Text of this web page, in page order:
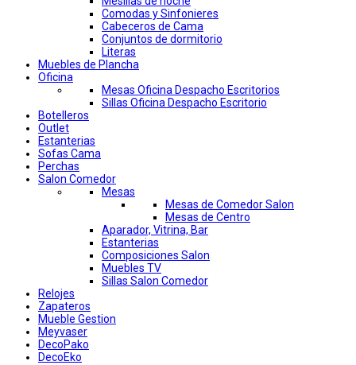
Comodas y Sinfonieres
Cabeceros de Cama
Conjuntos de dormitorio
Literas
Muebles de Plancha
Oficina
Mesas Oficina Despacho Escritorios
Sillas Oficina Despacho Escritorio
Botelleros
Outlet
Estanterias
Sofas Cama
Perchas
Salon Comedor
Mesas
Mesas de Comedor Salon
Mesas de Centro
Aparador, Vitrina, Bar
Estanterias
Composiciones Salon
Muebles TV
Sillas Salon Comedor
Relojes
Zapateros
Mueble Gestion
Meyvaser
DecoPako
DecoEko